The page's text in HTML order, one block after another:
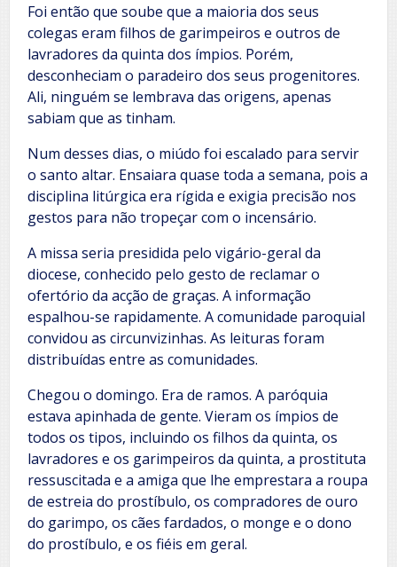
Foi então que soube que a maioria dos seus
colegas eram filhos de garimpeiros e outros de
lavradores da quinta dos ímpios. Porém,
desconheciam o paradeiro dos seus progenitores.
Ali, ninguém se lembrava das origens, apenas
sabiam que as tinham.
Num desses dias, o miúdo foi escalado para servir
o santo altar. Ensaiara quase toda a semana, pois a
disciplina litúrgica era rígida e exigia precisão nos
gestos para não tropeçar com o incensário.
A missa seria presidida pelo vigário-geral da
diocese, conhecido pelo gesto de reclamar o
ofertório da acção de graças. A informação
espalhou-se rapidamente. A comunidade paroquial
convidou as circunvizinhas. As leituras foram
distribuídas entre as comunidades.
Chegou o domingo. Era de ramos. A paróquia
estava apinhada de gente. Vieram os ímpios de
todos os tipos, incluindo os filhos da quinta, os
lavradores e os garimpeiros da quinta, a prostituta
ressuscitada e a amiga que lhe emprestara a roupa
de estreia do prostíbulo, os compradores de ouro
do garimpo, os cães fardados, o monge e o dono
do prostíbulo, e os fiéis em geral.